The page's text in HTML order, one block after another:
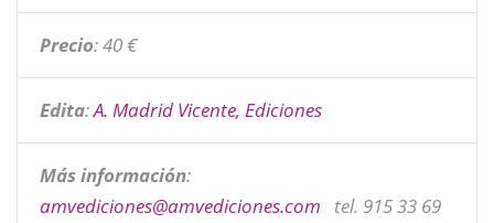
Precio: 40 €
Edita:A. Madrid Vicente, Ediciones
Más información:
amvediciones@amvediciones.com tel. 915 33 69